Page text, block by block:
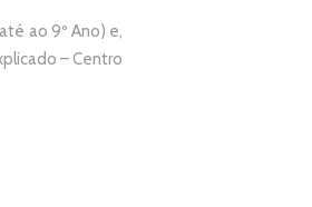
ao 9º Ano) e,
– Centro